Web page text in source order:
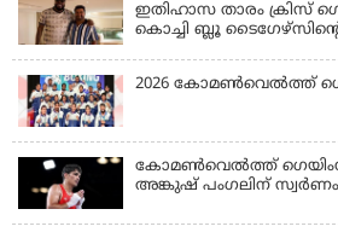
ഇതിഹാസ താരം ക്രിസ്
കൊച്ചി ബ്ലൂ
2026 കോമണ്‍വെല്‍ത്ത്
കോമണ്‍വെല്‍ത്ത്
അങ്കുഷ് പംഗലിന് സ്വര്‍ണം